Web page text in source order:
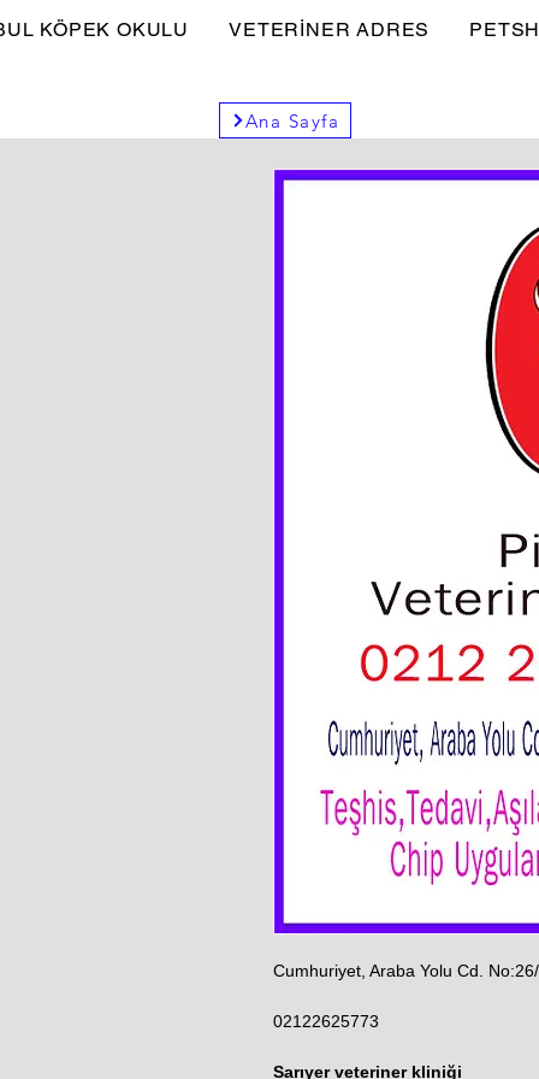
KÖPEK OKULU VETERİNER ADRES
Ana Sayfa
Cumhuriyet, Araba Yolu Cd.
02122625773
Sarıyer veteriner kliniği